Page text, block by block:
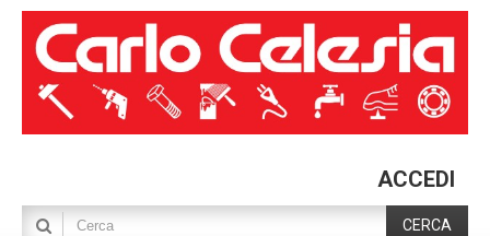
ACCEDI
CERCA